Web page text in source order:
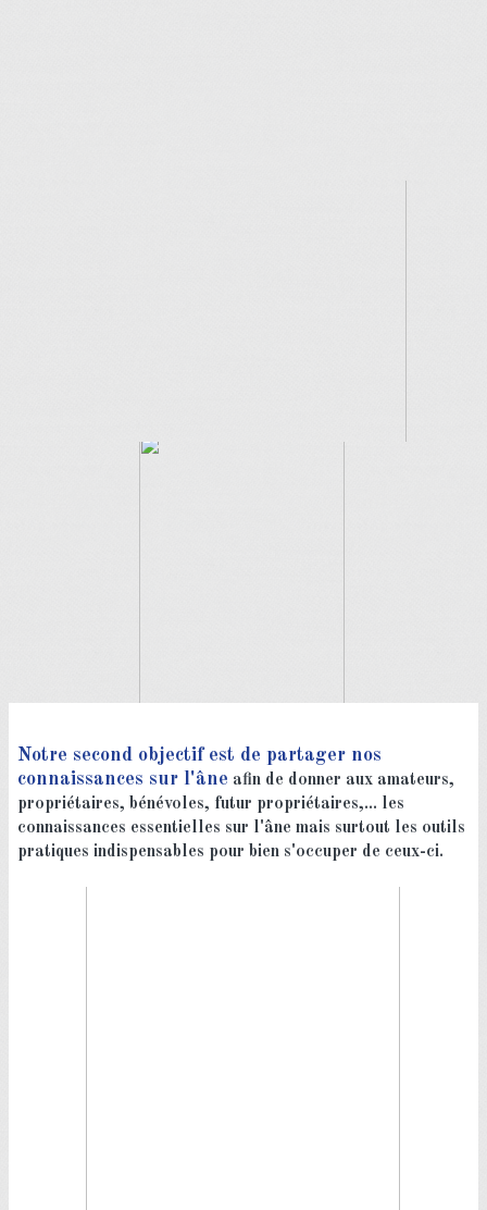
Notre second objectif est de partager nos
connaissances sur l'âne afin de donner aux amateurs,
propriétaires, bénévoles, futur propriétaires,... les
connaissances essentielles sur l'âne mais surtout les outils
pratiques indispensables pour bien s'occuper de ceux-ci.